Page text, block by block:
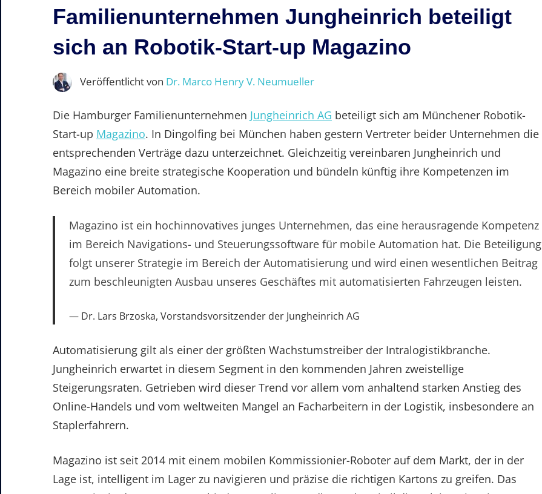
Familienunternehmen Jungheinrich beteiligt
sich an Robotik-Start-up Magazino
Veröffentlicht von Dr. Marco Henry V. Neumueller
Die Hamburger Familienunternehmen Jungheinrich AG beteiligt sich am Münchener Robotik-
Start-up Magazino. In Dingolfing bei München haben gestern Vertreter beider Unternehmen die
entsprechenden Verträge dazu unterzeichnet. Gleichzeitig vereinbaren Jungheinrich und
Magazino eine breite strategische Kooperation und bündeln künftig ihre Kompetenzen im
Bereich mobiler Automation.
Magazino ist ein hochinnovatives junges Unternehmen, das eine herausragende Kompetenz
im Bereich Navigations- und Steuerungssoftware für mobile Automation hat. Die Beteiligung
folgt unserer Strategie im Bereich der Automatisierung und wird einen wesentlichen Beitrag
zum beschleunigten Ausbau unseres Geschäftes mit automatisierten Fahrzeugen leisten.
Dr. Lars Brzoska, Vorstandsvorsitzender der Jungheinrich AG
Automatisierung gilt als einer der größten Wachstumstreiber der Intralogistikbranche.
Jungheinrich erwartet in diesem Segment in den kommenden Jahren zweistellige
Steigerungsraten. Getrieben wird dieser Trend vor allem vom anhaltend starken Anstieg des
Online-Handels und vom weltweiten Mangel an Facharbeitern in der Logistik, insbesondere an
Staplerfahrern.
Magazino ist seit 2014 mit einem mobilen Kommissionier-Roboter auf dem Markt, der in der
Lage ist, intelligent im Lager zu navigieren und präzise die richtigen Kartons zu greifen. Das